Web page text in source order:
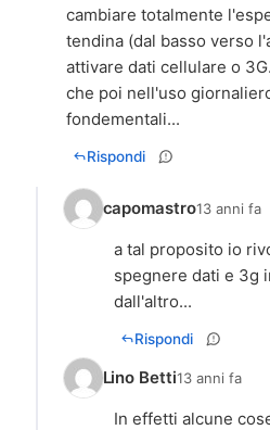
cambiare totalmente
tendina (dal basso verso
attivare dati cellulare o
che poi nell'uso
fondementali...
Rispondi
capomastro13 anni fa
a tal proposito io
spegnere dati e 3g
dall'altro...
Rispondi
Lino Betti13 anni fa
In effetti alcune